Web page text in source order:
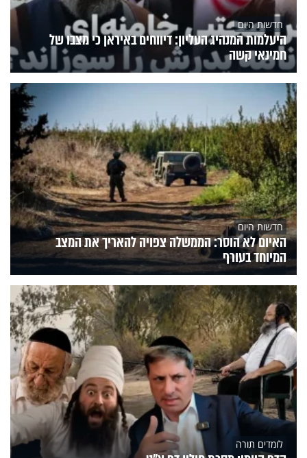
חדשות היום
היעלמות המנהיג העליון: דיווחים באיראן כי מצבו של
חמינאי קשה
חדשות היום
האיום לא הוסר: הממשלה צפויה להאריך את המצב
המיוחד בעורף
לומדים תורה